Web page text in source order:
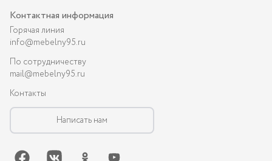
Контактная информация
Горячая линия
info@mebelny95.ru
По сотрудничеству
mail@mebelny95.ru
Контакты
Написать нам